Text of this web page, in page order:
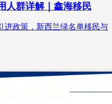
人群详解｜鑫海移民
进政策，新西兰绿名单移民与